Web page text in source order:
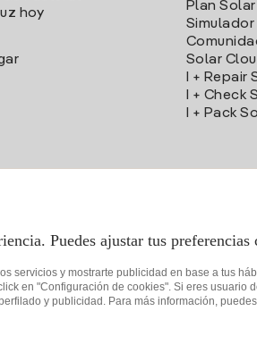
hoy
Plan Solar
Solar
I + Repair
I + Check
I + Pack
Puedes ajustar tus preferencias
servicios y mostrarte publicidad en base a tus
en "Configuración de cookies". Si eres usuario
y publicidad. Para más información,